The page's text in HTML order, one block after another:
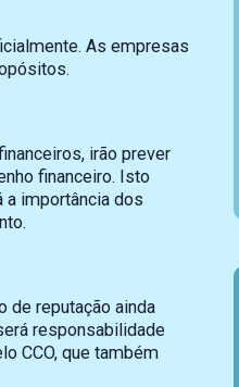
As empresas
irão prever
financeiro. Isto
a importância dos
de reputação ainda
responsabilidade
CCO, que também